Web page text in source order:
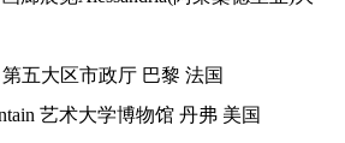
第五大区市政厅 巴黎 法国
艺术大学博物馆 丹弗 美国